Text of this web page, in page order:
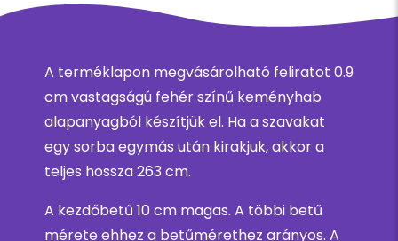
A terméklapon megvásárolható feliratot 0.9
cm vastagságú fehér színű keményhab
alapanyagból készítjük el. Ha a szavakat
egy sorba egymás után kirakjuk, akkor a
teljes hossza 263 cm.
A kezdőbetű 10 cm magas. A többi betű
mérete ehhez a betűmérethez arányos. A